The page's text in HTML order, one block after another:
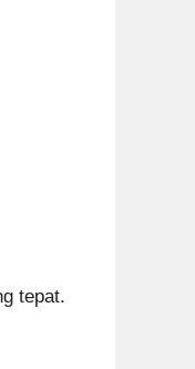
tepat.